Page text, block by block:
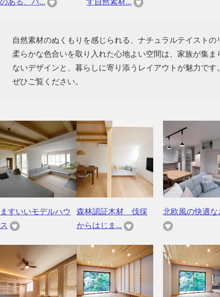
のある、バ...
す自然素材...
自然素材のぬくもりを感じられる、ナチュラルテイスト
柔らかな色合いを取り入れた心地よい空間は、家族が集
ないデザインと、暮らしに寄り添うレイアウトが魅力で
ぜひご覧ください。
ますいいモデルハウ
ス
森林認証木材 伐採
からはじま...
北欧風の快適な